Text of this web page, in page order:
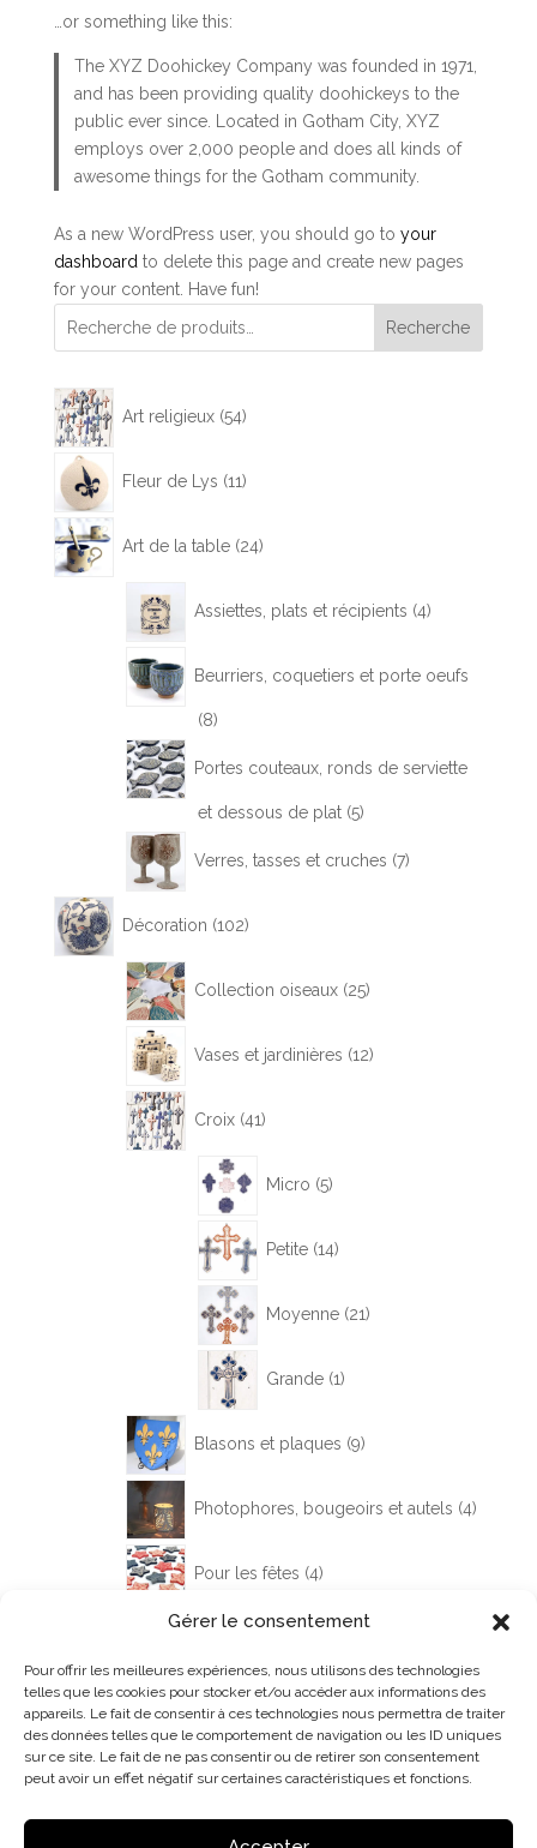
Gérer le consentement
Pour offrir les meilleures expériences, nous utilisons des technologies
telles que les cookies pour stocker et/ou accéder aux informations des
appareils. Le fait de consentir à ces technologies nous permettra de traiter
des données telles que le comportement de navigation ou les ID uniques
sur ce site. Le fait de ne pas consentir ou de retirer son consentement
peut avoir un effet négatif sur certaines caractéristiques et fonctions.
…or something like this:
The XYZ Doohickey Company was founded in 1971,
and has been providing quality doohickeys to the
public ever since. Located in Gotham City, XYZ
employs over 2,000 people and does all kinds of
awesome things for the Gotham community.
As a new WordPress user, you should go to your
dashboard to delete this page and create new pages
for your content. Have fun!
Recherche
Art religieux 54
produits
Fleur de Lys 11
produits
Art de la table 24
produits
Assiettes, plats et récipients 4
produits
Beurriers, coquetiers et porte oeufs
88
Portes couteaux, ronds de serviette
et dessous de plat 55
Verres, tasses et cruches 7
produits
Décoration 102
produits
Collection oiseaux 25
produits
Vases et jardinières 12
produits
Croix 41
produits
Micro 5
produits
Petite 14
produits
Moyenne 21
produits
Grande 1
produit
Blasons et plaques 9
produits
Photophores, bougeoirs et autels 4
produits
Pour les fêtes 4
produits
3